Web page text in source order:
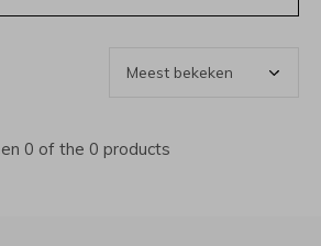
0 of the 0 products